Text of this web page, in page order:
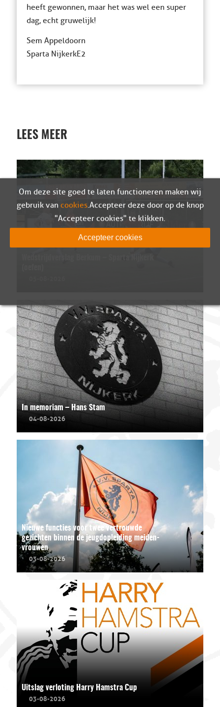
heeft gewonnen, maar het was wel een super
dag, echt gruwelijk!
Sem Appeldoorn
Sparta Nijkerk E2
LEES MEER
In memoriam – Hans Stam
04-08-2026
Nieuwe functies voor twee vertrouwde
gezichten binnen de jeugdopleiding meiden-
vrouwen
03-08-2026
Uitslag verloting Harry Hamstra Cup
03-08-2026
Om deze site goed te laten functioneren maken wij
gebruik van cookies. Accepteer deze door op de knop
"Accepteer cookies" te klikken.
Accepteer cookies